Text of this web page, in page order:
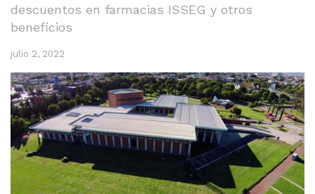
descuentos en farmacias ISSEG y otros
beneficios
julio 2, 2022